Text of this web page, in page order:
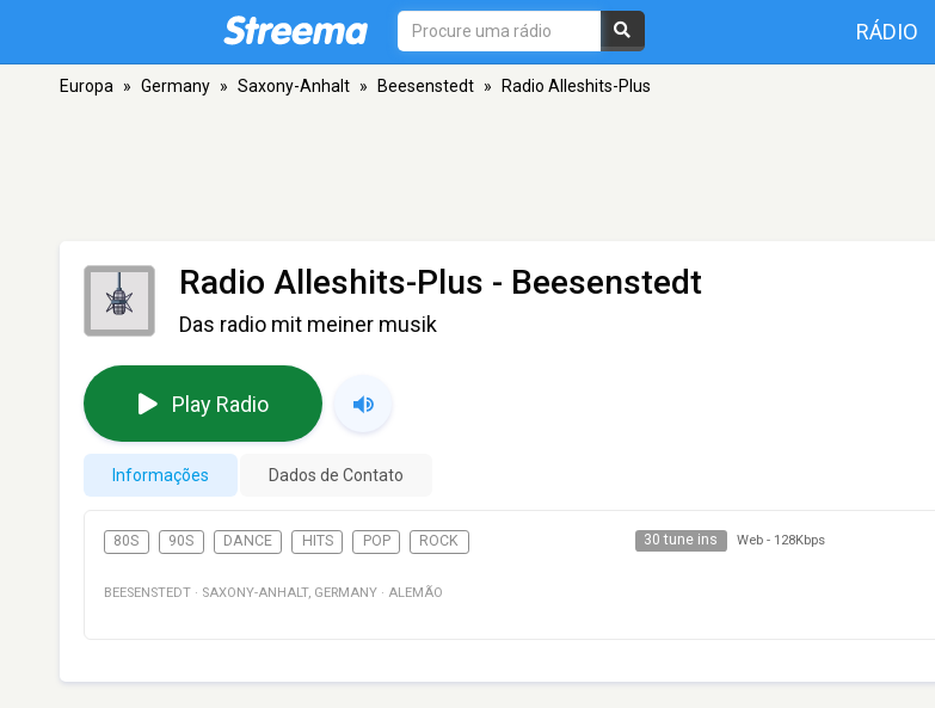
RÁDIO
Europa » Germany » Saxony-Anhalt » Beesenstedt » Radio Alleshits-Plus
Radio Alleshits-Plus - Beesenstedt
Das radio mit meiner musik
Play Radio
Informações Dados de Contato
80S 90S DANCE HITS POP ROCK 30 tune ins Web - 128Kbps
BEESENSTEDT · SAXONY-ANHALT, GERMANY · ALEMÃO